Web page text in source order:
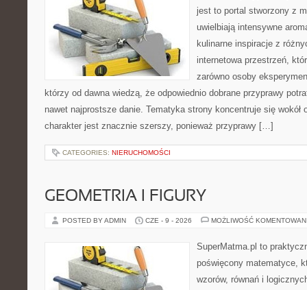
jest to portal stworzony z
uwielbiają intensywne
kulinarne inspiracje z
internetowa przestrzeń,
zarówno osoby
którzy od dawna wiedzą, że odpowiednio dobrane przyprawy
nawet najprostsze danie. Tematyka strony koncentruje się wokół
charakter jest znacznie szerszy, ponieważ przyprawy […]
CATEGORIES: NIERUCHOMOŚCI
GEOMETRIA I FIGURY
POSTED BY ADMIN CZE - 9 - 2026 MOŻLIWOŚĆ
SuperMatma.pl to
poświęcony matematyce,
wzorów, równań i